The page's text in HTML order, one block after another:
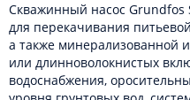
Скважинный насос Grundfos
для перекачивания
а также минерализованной
или длинноволокнистых
водоснабжения,